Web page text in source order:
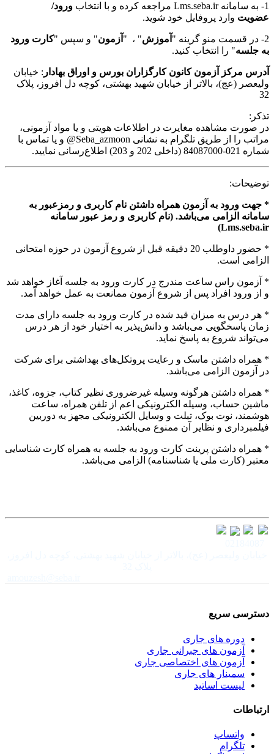
1- به سامانه Lms.seba.ir مراجعه کرده و با انتخاب
ورود/
عضویت وارد پروفایل خود شوید.
2- در قسمت منو گرینه " آموزش" ، " آزمون" و سپس "کارت ورود
به جلسه" را انتخاب کنید.
آدرس مرکز آزمون کانون کارگزاران بورس و اوراق بهادار : خیابان
ولیعصر (عج)، بالاتر از خیابان شهید بهشتی، کوچه دل افروز، پلاک
32
تذکر:
در صورت مشاهده مغایرت در اطلاعات هویتی و یا مواد آزمونی،
مراتب را از طریق تلگرام به نشانی Seba_azmoon@ و یا تماس با
شماره 021-84087000 (داخلی 202 و 203) اطلاع‌رسانی نمایید.
توضیحات:
* جهت ورود به آزمون همراه داشتن نام کاربری و رمزعبور به
سامانه الزامی می‌باشد. (نام کاربری و رمز عبور سامانه
Lms.seba.ir)
* حضور داوطلب 20 دقیقه قبل از شروع آزمون در حوزه امتحانی
الزامی است.
* آزمون راس ساعت مندرج در کارت ورود به جلسه آغاز خواهد شد
و از ورود افراد پس از شروع آزمون ممانعت به عمل خواهد آمد.
* هر درس به میزان قید شده در کارت ورود به جلسه دارای مدت
زمان پاسخگویی می‌باشد و دانش‌پذیر به اختیار خود از هر درس
می‌تواند شروع به پاسخ نماید.
* همراه داشتن ماسک و رعایت پروتکل‌های بهداشتی برای شرکت
در آزمون الزامی می‌باشد.
* همراه داشتن هرگونه وسیله غیرضروری نظیر کتاب، جزوه، کاغذ،
ماشین حساب، وسیله الکترونیکی اعم از تلفن همراه، ساعت
هوشمند، نوت بوک، تبلت و وسایل الکترونیکی مجهز به دوربین
فیلمبرداری و نظایر آن ممنوع می‌باشد.
* همراه داشتن پرینت کارت ورود به جلسه به همراه کارت شناسایی
معتبر (کارت ملی یا شناسنامه) الزامی می‌باشد.
دسترسی سریع
دوره های جاری
آزمون های جبرانی جاری
آزمون های اختصاصی جاری
سمینار های جاری
لیست اساتید
ارتباطات
واتساپ
تلگرام